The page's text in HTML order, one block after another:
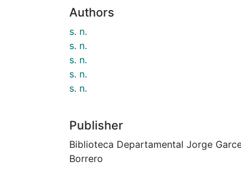
Authors
s. n.
s. n.
s. n.
s. n.
s. n.
Publisher
Biblioteca Departamental Jorge
Borrero